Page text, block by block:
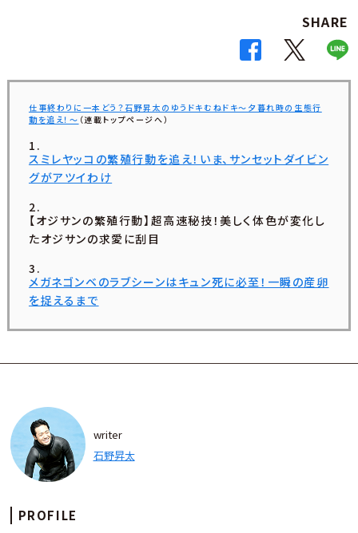
SHARE
仕事終わりに一本どう？石野昇太のゆうドキむねドキ〜夕暮れ時の生態行
動を追え！〜 （連載トップページへ）
スミレヤッコの繁殖行動を追え！いま、サンセットダイビン
グがアツイわけ
【オジサンの繁殖行動】超高速秘技！美しく体色が変化し
たオジサンの求愛に刮目
メガネゴンベのラブシーンはキュン死に必至！一瞬の産卵
を捉えるまで
writer
石野昇太
PROFILE